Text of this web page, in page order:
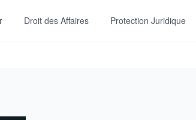
Droit des Affaires Protection Juridique